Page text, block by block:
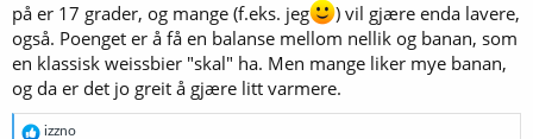
på er 17 grader, og mange (f.eks. jeg
) vil gjære enda lavere,
også. Poenget er å få en balanse mellom nellik og banan, som
en klassisk weissbier "skal" ha. Men mange liker mye banan,
og da er det jo greit å gjære litt varmere.
R
izzno